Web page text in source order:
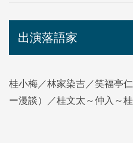
出演落語家
桂小梅／林家染吉／笑福亭
ー漫談）／桂文太～仲入～